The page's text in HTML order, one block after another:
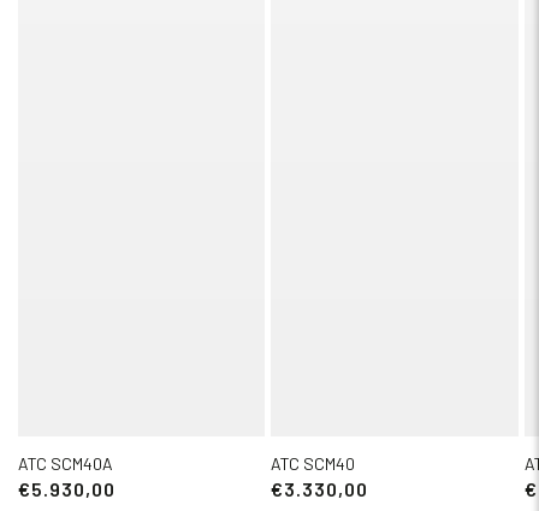
ATC SCM40A
€5.930,00
ATC SCM40
€3.330,00